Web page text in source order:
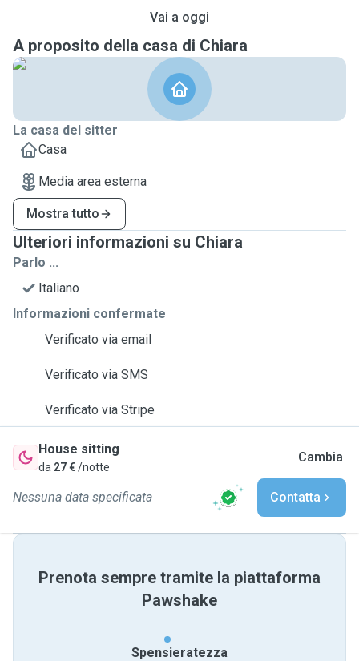
Vai a oggi
A proposito della casa di Chiara
La casa del sitter
Casa
Media area esterna
Mostra tutto
Ulteriori informazioni su Chiara
Parlo ...
Italiano
Informazioni confermate
Verificato via email
Verificato via SMS
Verificato via Stripe
House sitting
da 27 €/notte
Cambia
Nessuna data specificata Contatta
Prenota sempre tramite la piattaforma
Pawshake
Spensieratezza